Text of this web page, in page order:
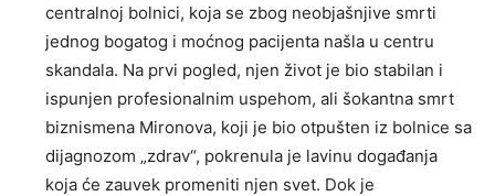
centralnoj bolnici, koja se zbog neobjašnjive smrti
jednog bogatog i moćnog pacijenta našla u centru
skandala. Na prvi pogled, njen život je bio stabilan i
ispunjen profesionalnim uspehom, ali šokantna smrt
biznismena Mironova, koji je bio otpušten iz bolnice sa
dijagnozom „zdrav“, pokrenula je lavinu događanja
koja će zauvek promeniti njen svet. Dok je